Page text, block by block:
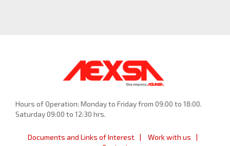
Hours of Operation: Monday to Friday from 09:00 to 18:00.
Saturday 09:00 to 12:30 hrs.
Documents and Links of Interest
Work with us